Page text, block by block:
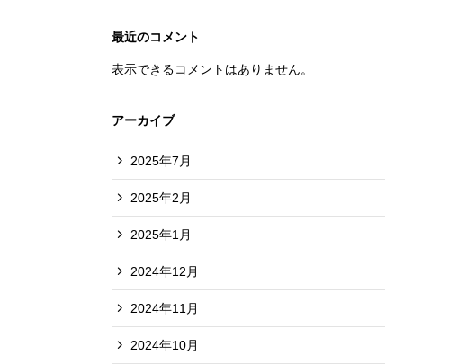
最近のコメント
表示できるコメントはありません。
アーカイブ
2025年7月
2025年2月
2025年1月
2024年12月
2024年11月
2024年10月